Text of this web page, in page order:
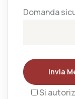
Domanda
Invia
Si